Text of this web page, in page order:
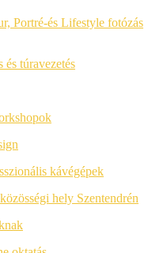
Portré-és Lifestyle fotózás
túravezetés
kávégépek
hely Szentendrén